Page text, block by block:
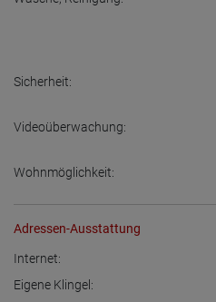
Sicherheit:
Videoüberwachung:
Wohnmöglichkeit:
Adressen-Ausstattung
Internet:
Eigene Klingel: